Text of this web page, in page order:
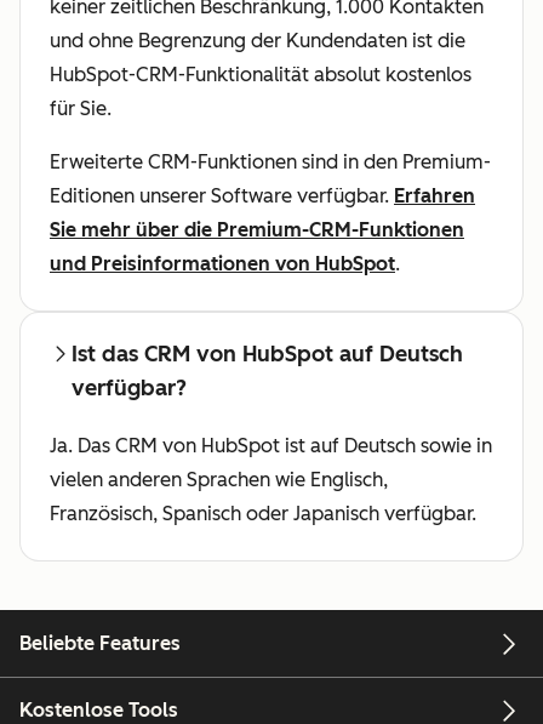
keiner zeitlichen Beschränkung, 1.000 Kontakten
und ohne Begrenzung der Kundendaten ist die
HubSpot-CRM-Funktionalität absolut kostenlos
für Sie.
Erweiterte CRM-Funktionen sind in den Premium-
Editionen unserer Software verfügbar. Erfahren
Sie mehr über die Premium-CRM-Funktionen
und Preisinformationen von HubSpot.
Ist das CRM von HubSpot auf Deutsch
verfügbar?
Ja. Das CRM von HubSpot ist auf Deutsch sowie in
vielen anderen Sprachen wie Englisch,
Französisch, Spanisch oder Japanisch verfügbar.
Beliebte Features
Kostenlose Tools